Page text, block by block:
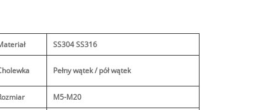
SS304 SS316
Pełny wątek / pół wątek
M5-M20